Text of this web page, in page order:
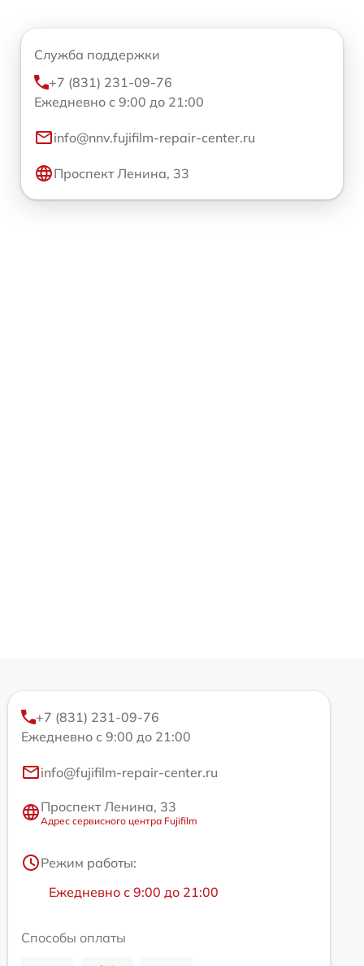
Служба поддержки
+7 (831) 231-09-76
Ежедневно с 9:00 до 21:00
info@nnv.fujifilm-repair-center.ru
Проспект Ленина, 33
+7 (831) 231-09-76
Ежедневно с 9:00 до 21:00
info@fujifilm-repair-center.ru
Проспект Ленина, 33
Адрес сервисного центра Fujifilm
Режим работы:
Ежедневно с 9:00 до 21:00
Способы оплаты